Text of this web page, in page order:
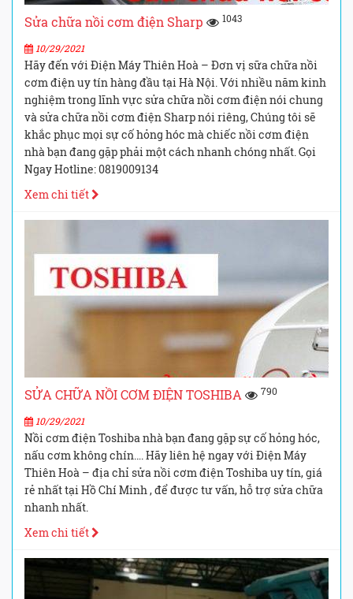
Sửa chữa nồi cơm điện Sharp 1043
10/29/2021
Hãy đến với Điện Máy Thiên Hoà – Đơn vị sữa chữa nồi
cơm điện uy tín hàng đầu tại Hà Nội. Với nhiều năm kinh
nghiệm trong lĩnh vực sửa chữa nồi cơm điện nói chung
và sửa chữa nồi cơm điện Sharp nói riêng, Chúng tôi sẽ
khắc phục mọi sự cố hỏng hóc mà chiếc nồi cơm điện
nhà bạn đang gặp phải một cách nhanh chóng nhất. Gọi
Ngay Hotline: 0819009134
Xem chi tiết
SỬA CHỮA NỒI CƠM ĐIỆN TOSHIBA 790
10/29/2021
Nồi cơm điện Toshiba nhà bạn đang gặp sự cố hỏng hóc,
nấu cơm không chín…. Hãy liên hệ ngay với Điện Máy
Thiên Hoà – địa chỉ sửa nồi cơm điện Toshiba uy tín, giá
rẻ nhất tại Hồ Chí Minh , để được tư vấn, hỗ trợ sửa chữa
nhanh nhất.
Xem chi tiết